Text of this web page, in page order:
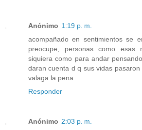
Anónimo 1:19 p. m.
acompañado en sentimientos se
preocupe, personas como
siquiera como para andar
daran cuenta d q sus vidas
valaga la pena
Responder
Anónimo 2:03 p. m.